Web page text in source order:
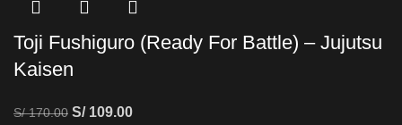
Toji Fushiguro (Ready For Battle) – Jujutsu
Kaisen
S/170.00 S/109.00